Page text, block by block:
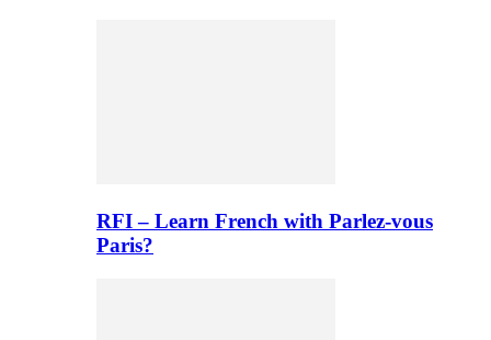
RFI – Learn French with Parlez-vous
Paris?